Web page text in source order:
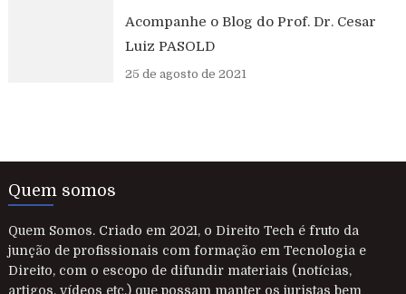
Acompanhe o Blog do Prof. Dr. Cesar
Luiz PASOLD
25 de agosto de 2021
Quem somos
Quem Somos. Criado em 2021, o Direito Tech é fruto da
junção de profissionais com formação em Tecnologia e
Direito, com o escopo de difundir materiais (notícias,
artigos, vídeos etc.) que possam manter os juristas bem